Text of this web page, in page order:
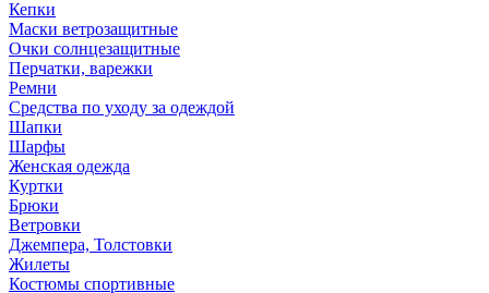
Кепки
Маски ветрозащитные
Очки солнцезащитные
Перчатки, варежки
Ремни
Средства по уходу за одеждой
Шапки
Шарфы
Женская одежда
Куртки
Брюки
Ветровки
Джемпера, Толстовки
Жилеты
Костюмы спортивные